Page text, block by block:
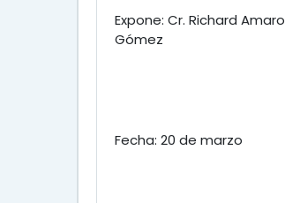
Expone: Cr. Richard Amaro
Gómez
Fecha: 20 de marzo